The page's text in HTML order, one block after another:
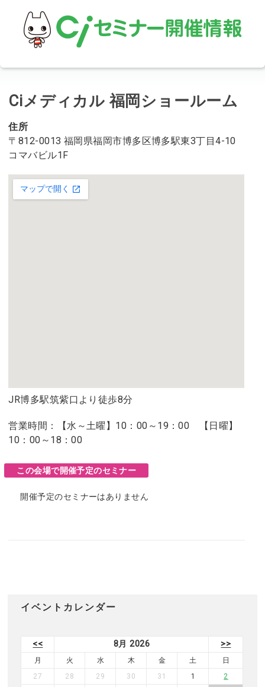
Ciメディカル 福岡ショールーム
住所
〒812-0013 福岡県福岡市博多区博多駅東3丁目4-10
コマバビル1F
JR博多駅筑紫口より徒歩8分
営業時間：【水～土曜】10：00～19：00 【日曜】
10：00～18：00
この会場で開催予定のセミナー
開催予定のセミナーはありません
イベントカレンダー
<< 8月 2026 >>
月 火 水 木 金 土
日
27
28 29 30 31 1
2